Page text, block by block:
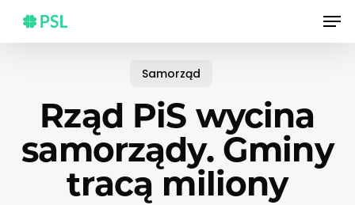
main
Samorząd
Rząd PiS wycina
samorządy. Gminy
tracą miliony